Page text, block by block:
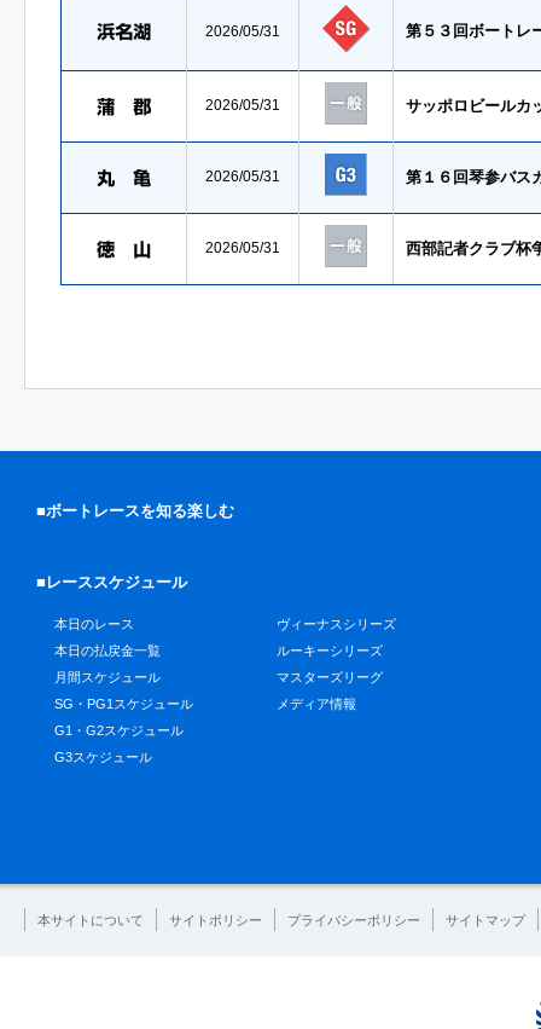
2026/05/31 第５３回ボートレ
2026/05/31 サッポロビールカ
2026/05/31 第１６回琴参バス
2026/05/31 西部記者クラブ杯
■ボートレースを知る楽しむ
■レーススケジュール
本日のレース
本日の払戻金一覧
月間スケジュール
SG・PG1スケジュール
G1・G2スケジュール
G3スケジュール
ヴィーナスシリーズ
ルーキーシリーズ
マスターズリーグ
メディア情報
本サイトについて サイトポリシー プライバシーポリシー サイトマップ